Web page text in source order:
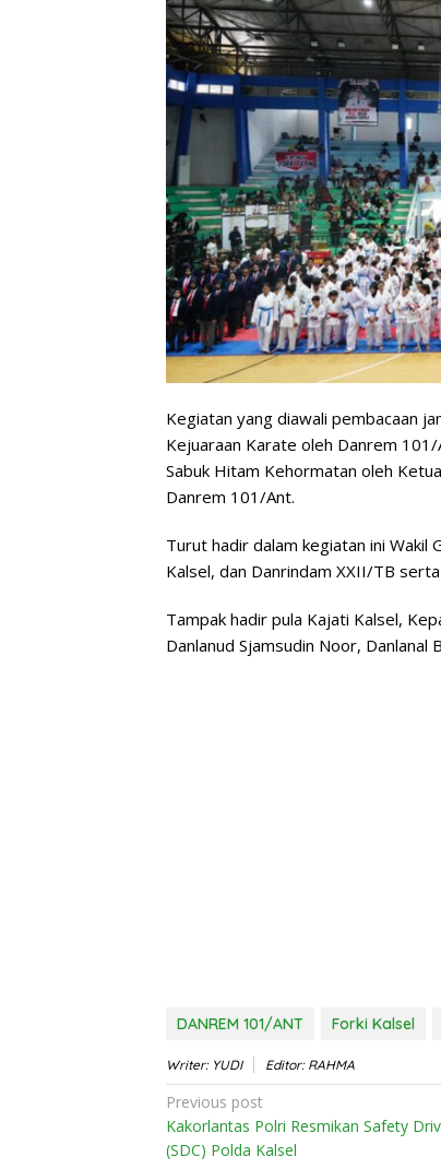
Kegiatan yang diawali pembacaan
Kejuaraan Karate oleh Danrem
Sabuk Hitam Kehormatan oleh
Danrem 101/Ant.
Turut hadir dalam kegiatan ini Wakil
Kalsel, dan Danrindam XXII/TB
Tampak hadir pula Kajati Kalsel,
Danlanud Sjamsudin Noor, Danlanal
DANREM 101/ANT Forki Kalsel
Writer: YUDI Editor: RAHMA
Post
navigation
Previous post
Kakorlantas Polri Resmikan Safety
(SDC) Polda Kalsel